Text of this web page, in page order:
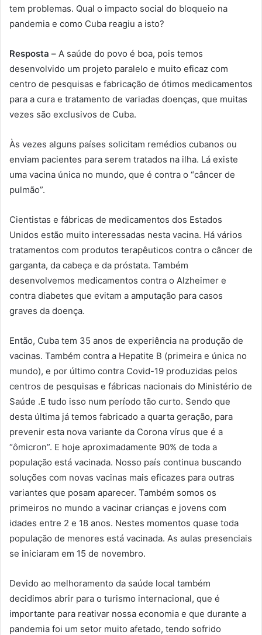
tem problemas. Qual o impacto social do bloqueio na
pandemia e como Cuba reagiu a isto?
Resposta – A saúde do povo é boa, pois temos
desenvolvido um projeto paralelo e muito eficaz com
centro de pesquisas e fabricação de ótimos medicamentos
para a cura e tratamento de variadas doenças, que muitas
vezes são exclusivos de Cuba.
Às vezes alguns países solicitam remédios cubanos ou
enviam pacientes para serem tratados na ilha. Lá existe
uma vacina única no mundo, que é contra o “câncer de
pulmão”.
Cientistas e fábricas de medicamentos dos Estados
Unidos estão muito interessadas nesta vacina. Há vários
tratamentos com produtos terapêuticos contra o câncer de
garganta, da cabeça e da próstata. Também
desenvolvemos medicamentos contra o Alzheimer e
contra diabetes que evitam a amputação para casos
graves da doença.
Então, Cuba tem 35 anos de experiência na produção de
vacinas. Também contra a Hepatite B (primeira e única no
mundo), e por último contra Covid-19 produzidas pelos
centros de pesquisas e fábricas nacionais do Ministério de
Saúde .E tudo isso num período tão curto. Sendo que
desta última já temos fabricado a quarta geração, para
prevenir esta nova variante da Corona vírus que é a
“ômicron”. E hoje aproximadamente 90% de toda a
população está vacinada. Nosso país continua buscando
soluções com novas vacinas mais eficazes para outras
variantes que posam aparecer. Também somos os
primeiros no mundo a vacinar crianças e jovens com
idades entre 2 e 18 anos. Nestes momentos quase toda
população de menores está vacinada. As aulas presenciais
se iniciaram em 15 de novembro.
Devido ao melhoramento da saúde local também
decidimos abrir para o turismo internacional, que é
importante para reativar nossa economia e que durante a
pandemia foi um setor muito afetado, tendo sofrido